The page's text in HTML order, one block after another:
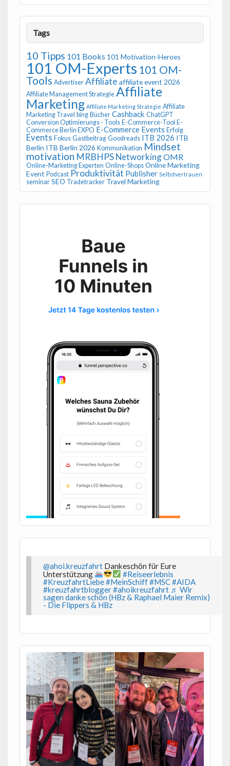
Tags
10 Tipps 101 Books 101 Motivation-Heroes
101 OM-Experts 101 OM-
Tools Advertiser Affiliate affiliate event 2026
Affiliate Management Strategie Affiliate
Marketing Affiliate Marketing Strategie Affiliate
Marketing Travel bing Bücher Cashback ChatGPT
Conversion Optimierungs - Tools E-Commerce-Tool E-
Commerce Berlin EXPO E-Commerce Events Erfolg
Events Fokus Gastbeitrag Goodreads ITB 2026 ITB
Berlin ITB Berlin 2026 Kommunikation Mindset
motivation MRBHPSNetworkingOMR
Online-Marketing Experten Online-Shops Online Marketing
Event Podcast Produktivität Publisher Selbstvertrauen
seminar SEO Tradetracker Travel Marketing
@ahoi.kreuzfahrt Dankeschön für Eure
Unterstützung
#Reiseerlebnis
#KreuzfahrtLiebe#MeinSchiff#MSC#AIDA
#kreuzfahrtblogger#ahoikreuzfahrt ♬ Wir
sagen danke schön (HBz & Raphael Maier Remix)
- Die Flippers & HBz